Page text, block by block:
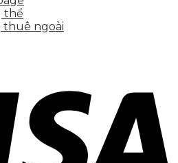
thể
thuê ngoài